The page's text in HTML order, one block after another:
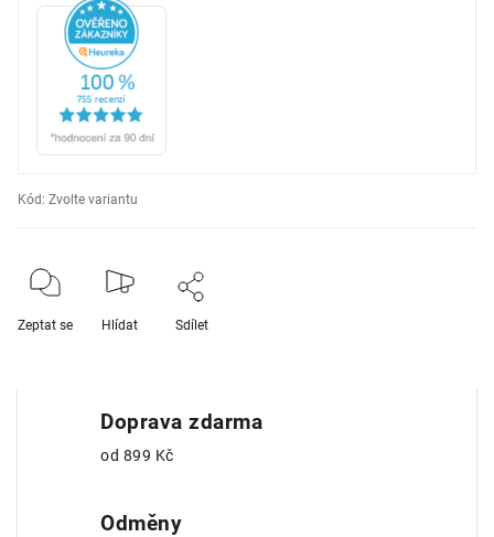
Kód: Zvolte variantu
Zeptat se Hlídat Sdílet
Doprava zdarma
od 899 Kč
Odměny